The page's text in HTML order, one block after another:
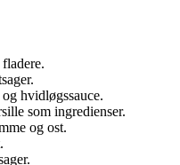
hvidløgssauce.
som ingredienser.
og ost.